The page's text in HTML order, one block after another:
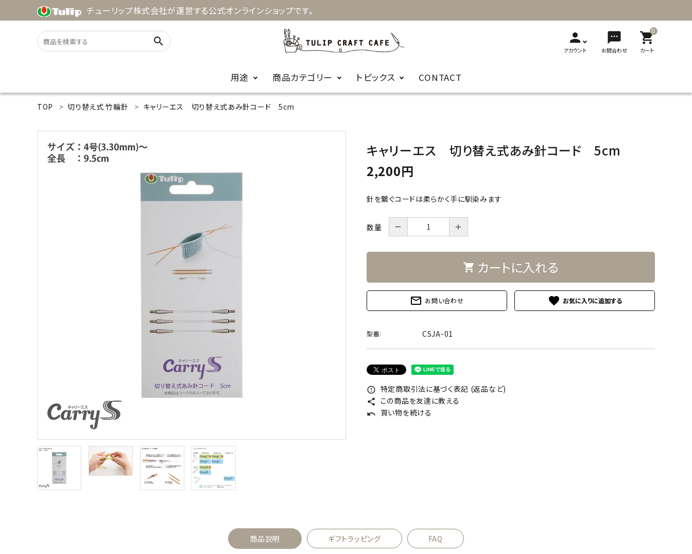
チューリップ株式会社が運営する公式オンラインショップです。
search person
アカウント
sms
お問合わせ
0
shopping_cart
カート
用途
ビーズ フェルト
商品カテゴリー
レース針
切り替え式竹
毛糸
トピックス
商品に関するＦ
ＡＱ
製品カタログ
CONTACT
ACCOUNT MENU
person 新規会員登録
TOP 切り替え式 竹輪針 キャリーエス 切り替え式あみ針コード 5cm
キャリーエス 切り替え式あみ針コード 5cm
2,200円
針を繋ぐコードは柔らかく手に馴染みます
数量 － ＋
shopping_cart カートに入れる
mail_outline お問い合わせ favorite
型番: CSJA-01
error_outline 特定商取引法に基づく表記 (返品など)
share この商品を友達に教える
undo 買い物を続ける
商品説明 ギフトラッピング FAQ